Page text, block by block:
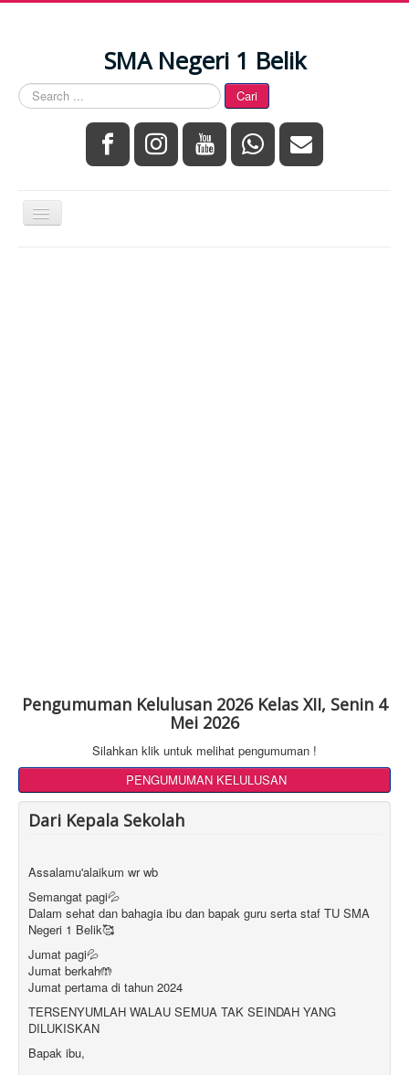
SMA Negeri 1 Belik
Search
...
Cari
Toggle
Navigation
Pengumuman Kelulusan 2026 Kelas XII, Senin 4
Mei 2026
Silahkan klik untuk melihat pengumuman !
PENGUMUMAN KELULUSAN
Dari Kepala Sekolah
Assalamu'alaikum wr wb
Semangat pagi💦
Dalam sehat dan bahagia ibu dan bapak guru serta staf TU SMA
Negeri 1 Belik🥰
Jumat pagi💦
Jumat berkah🤲
Jumat pertama di tahun 2024
TERSENYUMLAH WALAU SEMUA TAK SEINDAH YANG
DILUKISKAN
Bapak ibu,